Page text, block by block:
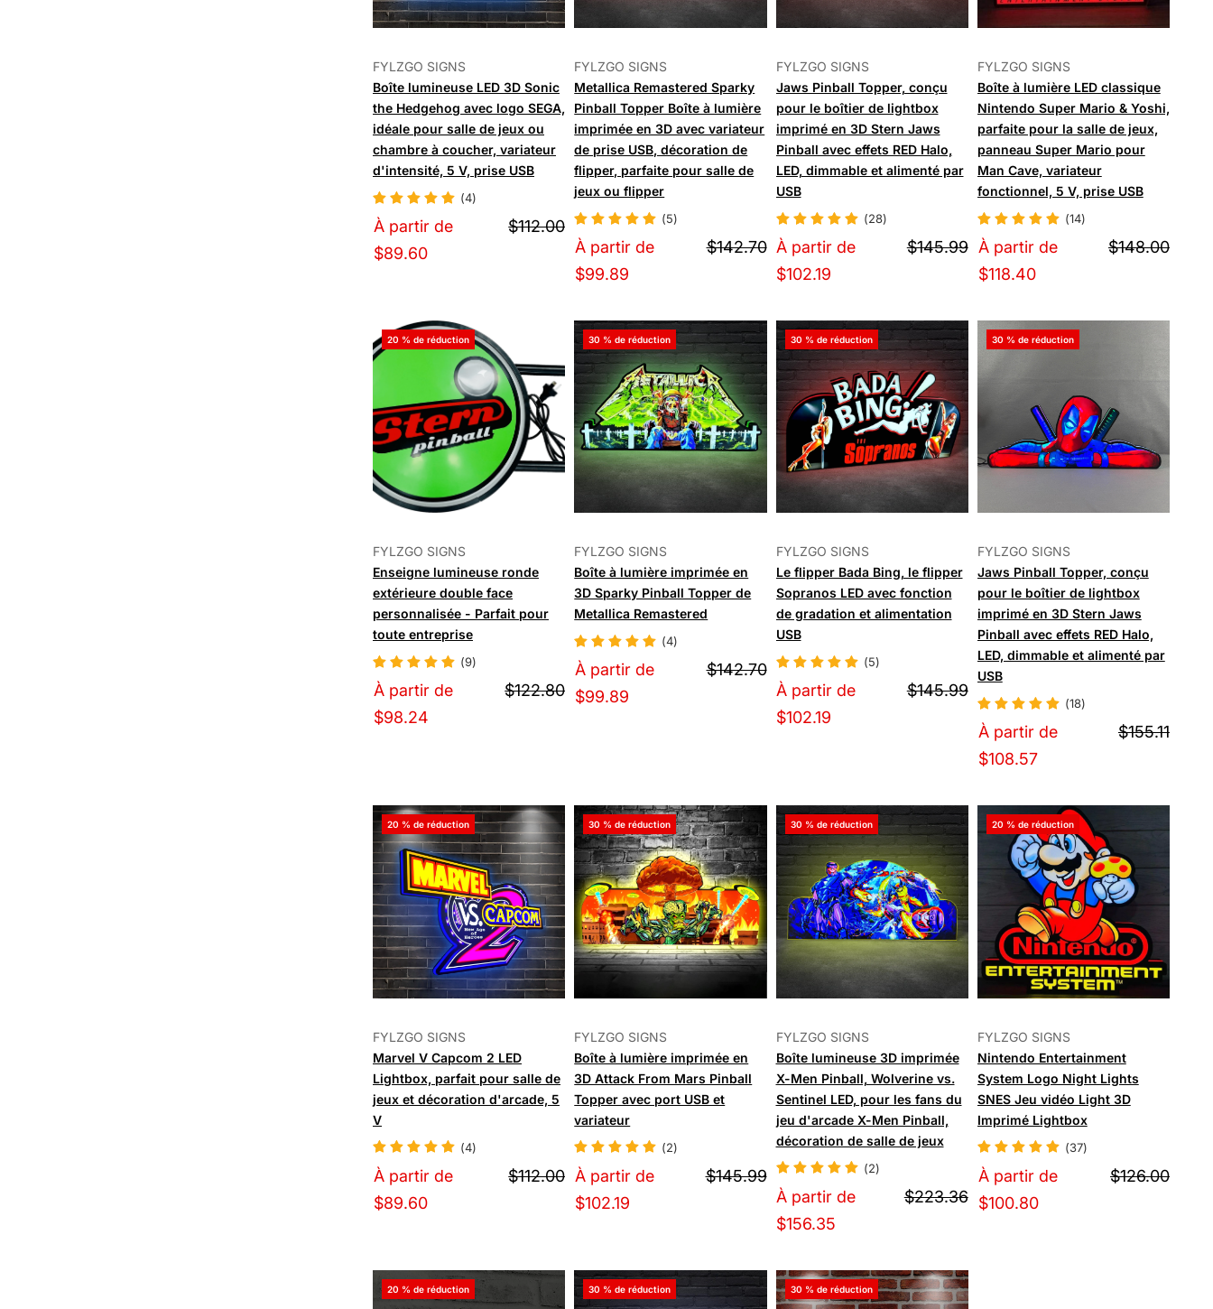
FYLZGO SIGNS
Boîte lumineuse LED 3D Sonic
the Hedgehog avec logo SEGA,
idéale pour salle de jeux ou
chambre à coucher, variateur
d'intensité, 5 V, prise USB
(4)
À partir de
$89.60
$112.00
FYLZGO SIGNS
Metallica Remastered Sparky
Pinball Topper Boîte à lumière
imprimée en 3D avec variateur
de prise USB, décoration de
flipper, parfaite pour salle de
jeux ou flipper
(5)
À partir de
$99.89
$142.70
FYLZGO SIGNS
Jaws Pinball Topper, conçu
pour le boîtier de lightbox
imprimé en 3D Stern Jaws
Pinball avec effets RED Halo,
LED, dimmable et alimenté par
USB
(28)
À partir de
$102.19
$145.99
FYLZGO SIGNS
Boîte à lumière LED classique
Nintendo Super Mario & Yoshi,
parfaite pour la salle de jeux,
panneau Super Mario pour
Man Cave, variateur
fonctionnel, 5 V, prise USB
(14)
À partir de
$118.40
$148.00
20 % de réduction
FYLZGO SIGNS
Enseigne lumineuse ronde
extérieure double face
personnalisée - Parfait pour
toute entreprise
(9)
À partir de
$98.24
$122.80
30 % de réduction
FYLZGO SIGNS
Boîte à lumière imprimée en
3D Sparky Pinball Topper de
Metallica Remastered
(4)
À partir de
$99.89
$142.70
30 % de réduction
FYLZGO SIGNS
Le flipper Bada Bing, le flipper
Sopranos LED avec fonction
de gradation et alimentation
USB
(5)
À partir de
$102.19
$145.99
30 % de réduction
FYLZGO SIGNS
Jaws Pinball Topper, conçu
pour le boîtier de lightbox
imprimé en 3D Stern Jaws
Pinball avec effets RED Halo,
LED, dimmable et alimenté par
USB
(18)
À partir de
$108.57
$155.11
20 % de réduction
FYLZGO SIGNS
Marvel V Capcom 2 LED
Lightbox, parfait pour salle de
jeux et décoration d'arcade, 5
V
(4)
À partir de
$89.60
$112.00
30 % de réduction
FYLZGO SIGNS
Boîte à lumière imprimée en
3D Attack From Mars Pinball
Topper avec port USB et
variateur
(2)
À partir de
$102.19
$145.99
30 % de réduction
FYLZGO SIGNS
Boîte lumineuse 3D imprimée
X-Men Pinball, Wolverine vs.
Sentinel LED, pour les fans du
jeu d'arcade X-Men Pinball,
décoration de salle de jeux
(2)
À partir de
$156.35
$223.36
20 % de réduction
FYLZGO SIGNS
Nintendo Entertainment
System Logo Night Lights
SNES Jeu vidéo Light 3D
Imprimé Lightbox
(37)
À partir de
$100.80
$126.00
20 % de réduction 30 % de réduction 30 % de réduction